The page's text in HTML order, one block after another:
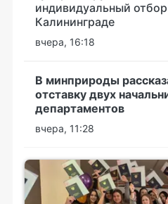
индивидуальный
Калининграде
вчера, 16:18
В минприроды
отставку двух
департаментов
вчера, 11:28